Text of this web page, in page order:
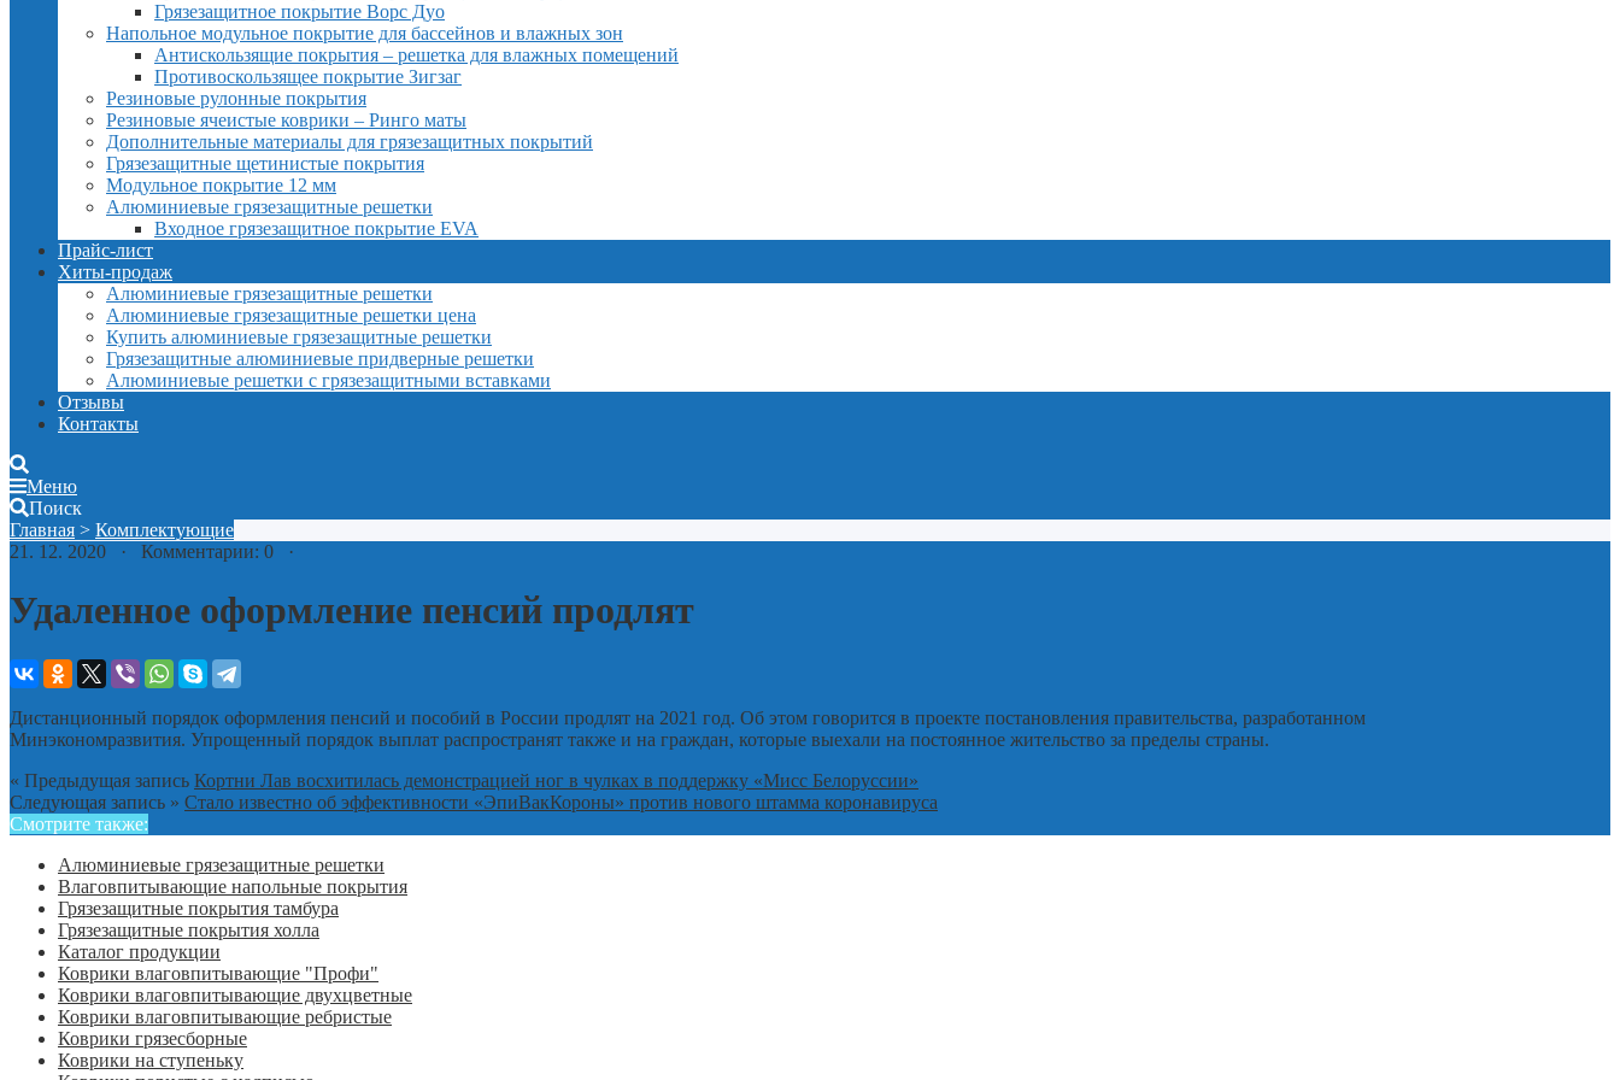
Грязезащитное покрытие Ворс Дуо
Напольное модульное покрытие для бассейнов и влажных зон
Антискользящие покрытия – решетка для влажных помещений
Противоскользящее покрытие Зигзаг
Резиновые рулонные покрытия
Резиновые ячеистые коврики – Ринго маты
Дополнительные материалы для грязезащитных покрытий
Грязезащитные щетинистые покрытия
Модульное покрытие 12 мм
Алюминиевые грязезащитные решетки
Входное грязезащитное покрытие EVA
Прайс-лист
Хиты-продаж
Алюминиевые грязезащитные решетки
Алюминиевые грязезащитные решетки цена
Купить алюминиевые грязезащитные решетки
Грязезащитные алюминиевые придверные решетки
Алюминиевые решетки с грязезащитными вставками
Отзывы
Контакты
Меню
Поиск
Главная > Комплектующие
21. 12. 2020 · Комментарии: 0 ·
Удаленное оформление пенсий продлят
Дистанционный порядок оформления пенсий и пособий в России продлят на 2021 год. Об этом говорится в проекте постановления правительства, разработанном
Минэкономразвития. Упрощенный порядок выплат распространят также и на граждан, которые выехали на постоянное жительство за пределы страны.
« Предыдущая запись Кортни Лав восхитилась демонстрацией ног в чулках в поддержку «Мисс Белоруссии»
Следующая запись » Стало известно об эффективности «ЭпиВакКороны» против нового штамма коронавируса
Смотрите также:
Алюминиевые грязезащитные решетки
Влаговпитывающие напольные покрытия
Грязезащитные покрытия тамбура
Грязезащитные покрытия холла
Каталог продукции
Коврики влаговпитывающие "Профи"
Коврики влаговпитывающие двухцветные
Коврики влаговпитывающие ребристые
Коврики грязесборные
Коврики на ступеньку